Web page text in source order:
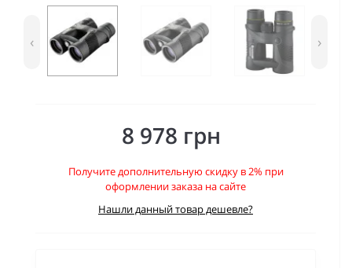
‹ ›
8 978 грн
Получите дополнительную скидку в 2% при
оформлении заказа на сайте
Нашли данный товар дешевле?